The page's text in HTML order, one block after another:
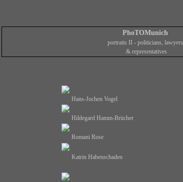
PhoTOMunich
portraits II - politicians, lawyers
&representatives
Hans-Jochen Vogel
Hildegard Hamm-Brücher
Romani Rose
Katrin Habenschaden